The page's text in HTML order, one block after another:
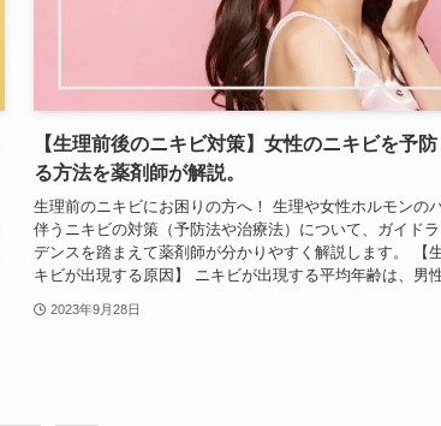
【生理前後のニキビ対策】女性のニキビを予
る方法を薬剤師が解説。
生理前のニキビにお困りの方へ！ 生理や女性ホルモンの
伴うニキビの対策（予防法や治療法）について、ガイド
デンスを踏まえて薬剤師が分かりやすく解説します。 【
キビが出現する原因】 ニキビが出現する平均年齢は、男
2023年9月28日